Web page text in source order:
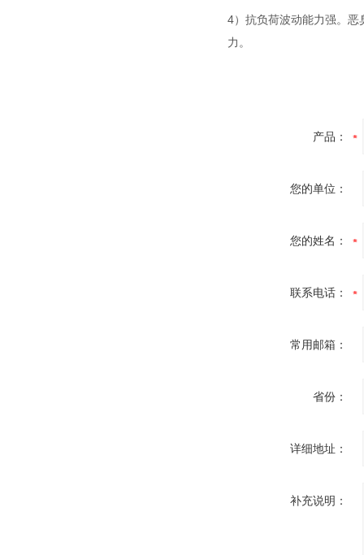
4）抗负荷波动能力强。
力。
产品：
您的单位：
您的姓名：
联系电话：
常用邮箱：
省份：
详细地址：
补充说明：